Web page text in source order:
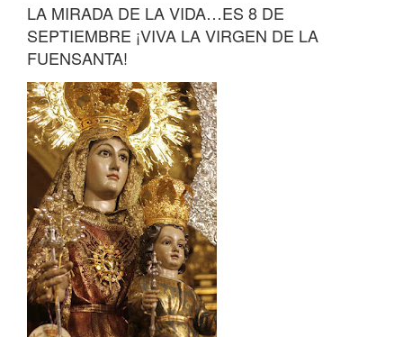
LA MIRADA DE LA VIDA…ES 8 DE
SEPTIEMBRE ¡VIVA LA VIRGEN DE LA
FUENSANTA!